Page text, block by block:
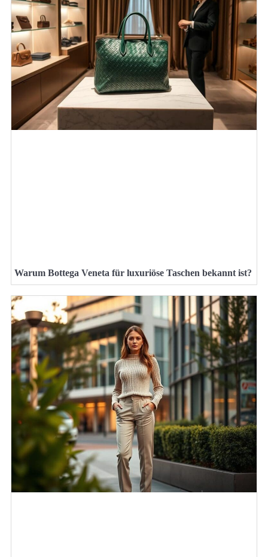
Warum Bottega Veneta für luxuriöse Taschen bekannt ist?